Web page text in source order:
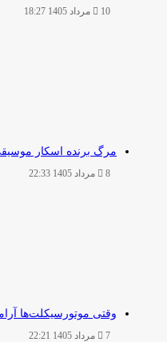
10 مرداد 1405 18:27
مرگ برنده اسکار
8 مرداد 1405 22:33
وقتی موتورسیکلت‌ها
7 مرداد 1405 22:21